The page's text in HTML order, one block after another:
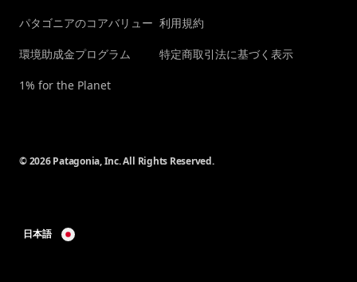
パタゴニアのコアバリュー
環境助成金プログラム
1% for the Planet
利用規約
特定商取引法に基づく表示
© 2026 Patagonia, Inc. All Rights Reserved.
日本語